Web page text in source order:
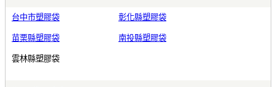
台中市塑膠袋 彰化縣塑膠袋
苗栗縣塑膠袋 南投縣塑膠袋
雲林縣塑膠袋